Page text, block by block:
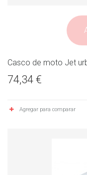
Casco de moto Jet
74,34 €
Agregar para comparar